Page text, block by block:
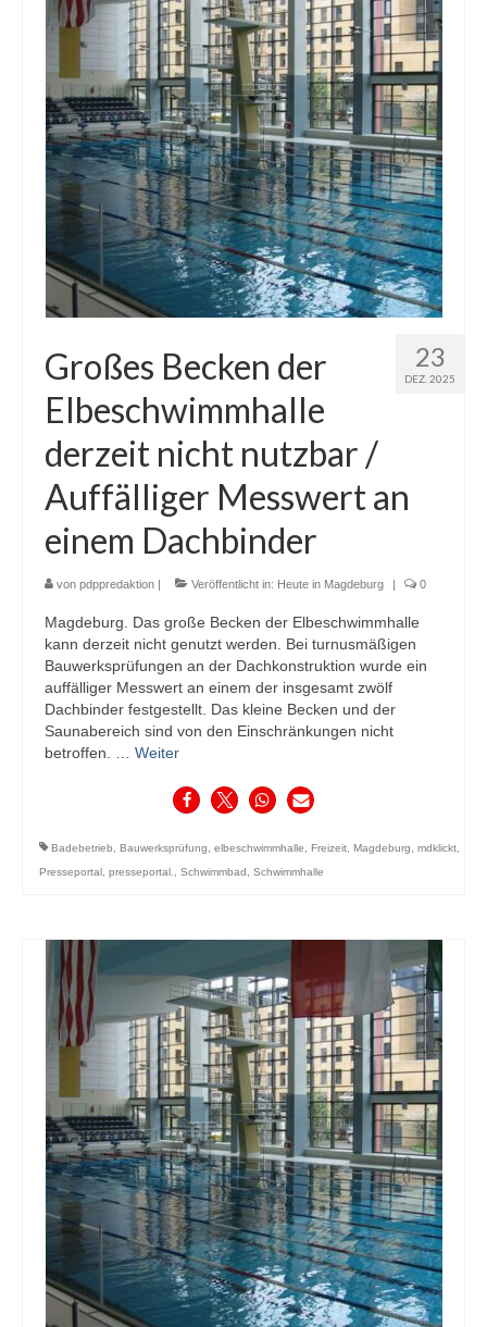
23
DEZ. 2025
Großes Becken der
Elbeschwimmhalle
derzeit nicht nutzbar /
Auffälliger Messwert an
einem Dachbinder
von pdppredaktion Veröffentlicht in: Heute in Magdeburg 0
Magdeburg. Das große Becken der Elbeschwimmhalle
kann derzeit nicht genutzt werden. Bei turnusmäßigen
Bauwerksprüfungen an der Dachkonstruktion wurde ein
auffälliger Messwert an einem der insgesamt zwölf
Dachbinder festgestellt. Das kleine Becken und der
Saunabereich sind von den Einschränkungen nicht
betroffen. … Weiter
Badebetrieb, Bauwerksprüfung, elbeschwimmhalle, Freizeit, Magdeburg, mdklickt,
Presseportal , presseportal., Schwimmbad , Schwimmhalle